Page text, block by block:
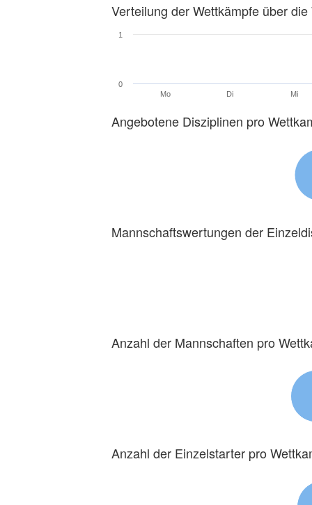
Verteilung der Wettkämpfe über die
Mo Di Mi
0
1
Angebotene Disziplinen pro
Mannschaftswertungen der
Anzahl der Mannschaften pro
Anzahl der Einzelstarter pro